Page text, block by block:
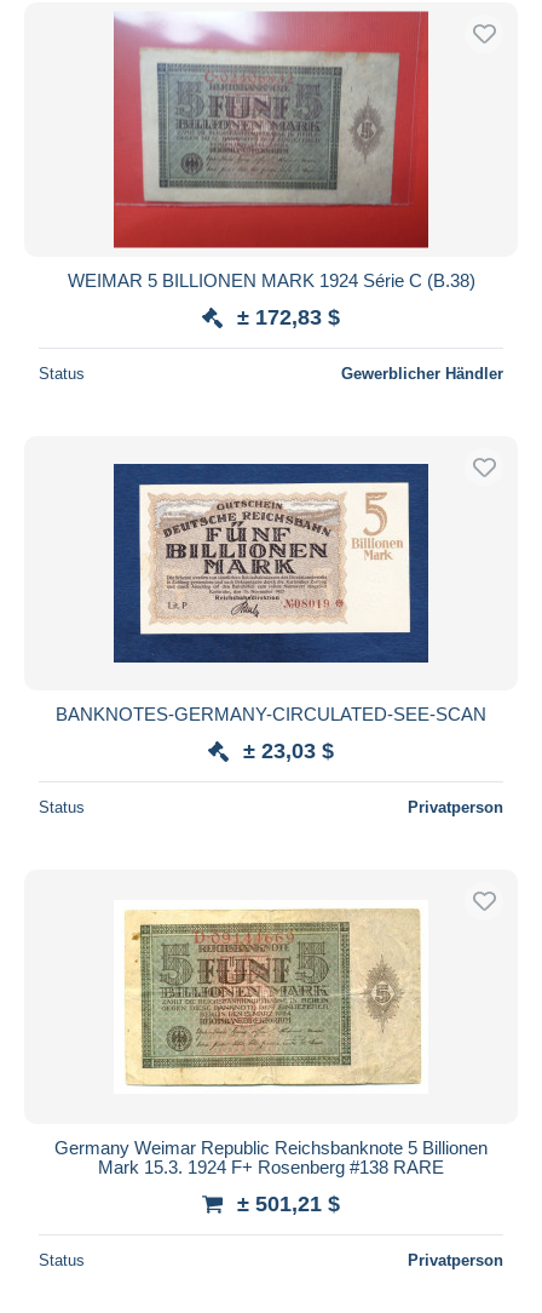
Kostenloser Versand
Zahlungsmethoden
PayPal
Banküberweisung
Visa
Mastercard
Wohnsitz des Verkäufers
Übernehmen
WEIMAR 5 BILLIONEN MARK 1924 Série C (B.38)
± 172,83 $
Status Gewerblicher Händler
BANKNOTES-GERMANY-CIRCULATED-SEE-SCAN
± 23,03 $
Status Privatperson
Germany Weimar Republic Reichsbanknote 5 Billionen
Mark 15.3. 1924 F+ Rosenberg #138 RARE
± 501,21 $
Status Privatperson